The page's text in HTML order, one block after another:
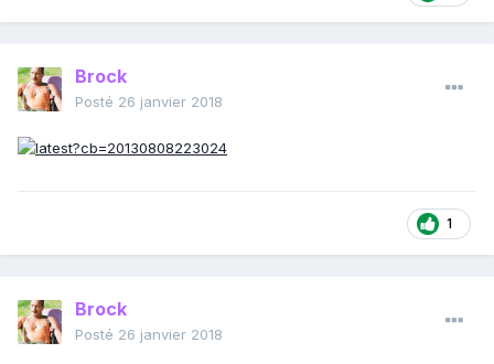
Brock
Posté 26 janvier 2018
1
Brock
Posté 26 janvier 2018